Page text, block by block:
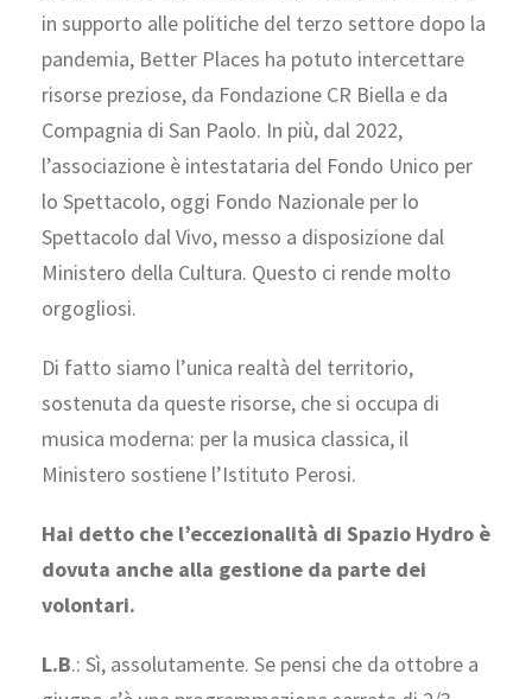
in supporto alle politiche del terzo settore dopo la
pandemia, Better Places ha potuto intercettare
risorse preziose, da Fondazione CR Biella e da
Compagnia di San Paolo. In più, dal 2022,
l’associazione è intestataria del Fondo Unico per
lo Spettacolo, oggi Fondo Nazionale per lo
Spettacolo dal Vivo, messo a disposizione dal
Ministero della Cultura. Questo ci rende molto
orgogliosi.
Di fatto siamo l’unica realtà del territorio,
sostenuta da queste risorse, che si occupa di
musica moderna: per la musica classica, il
Ministero sostiene l’Istituto Perosi.
Hai detto che l’eccezionalità di Spazio Hydro è
dovuta anche alla gestione da parte dei
volontari.
L.B.: Sì, assolutamente. Se pensi che da ottobre a